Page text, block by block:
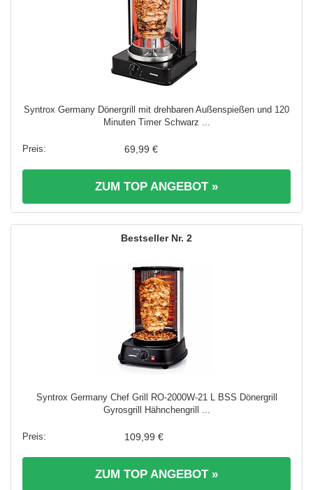
Syntrox Germany Dönergrill mit drehbaren Außenspießen und 120
Minuten Timer Schwarz ...
69,99 €
ZUM TOP ANGEBOT »
2
Syntrox Germany Chef Grill RO-2000W-21 L BSS Dönergrill
Gyrosgrill Hähnchengrill ...
109,99 €
ZUM TOP ANGEBOT »